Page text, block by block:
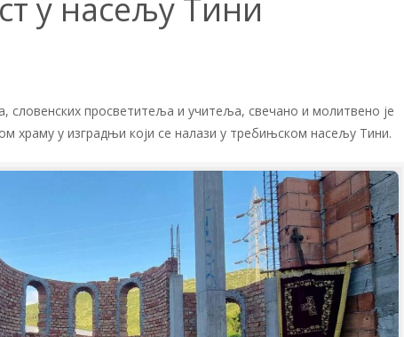
у насељу Тини
словенских просветитеља и учитеља, свечано и молитвено је
храму у изградњи који се налази у требињском насељу Тини.